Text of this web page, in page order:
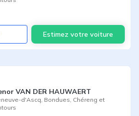
Estimez votre voiture
VAN DER HAUWAERT
d'Ascq Bondues Chéreng et